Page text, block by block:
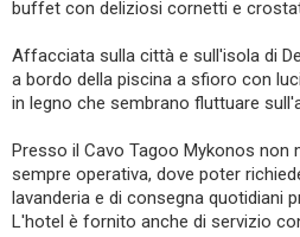
buffet con deliziosi cornetti e
Affacciata sulla città e sull'isola di
a bordo della piscina a sfioro con
in legno che sembrano fluttuare
Presso il Cavo Tagoo Mykonos non
sempre operativa, dove poter
lavanderia e di consegna quotidiani
L'hotel è fornito anche di servizio